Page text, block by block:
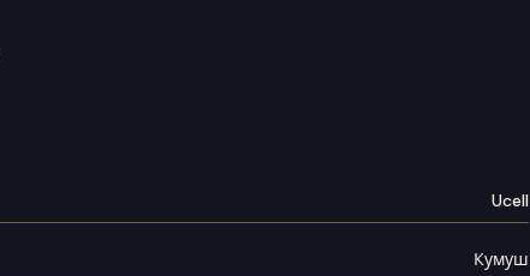
Ucell
Кумуш